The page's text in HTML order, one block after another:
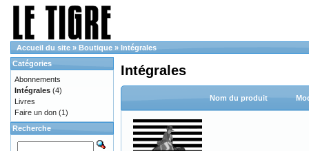
Accueil du site » Boutique » Intégrales
Intégrales
Nom du produit
Catégories
Abonnements
Intégrales (4)
Livres
Faire un don (1)
Recherche